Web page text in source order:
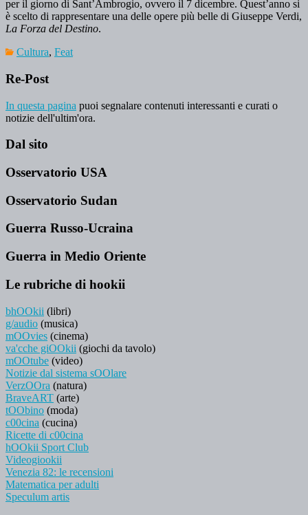
per il giorno di Sant’Ambrogio, ovvero il 7 dicembre. Quest’anno si
è scelto di rappresentare una delle opere più belle di Giuseppe Verdi,
La Forza del Destino.
Cultura, Feat
Re-Post
In questa pagina puoi segnalare contenuti interessanti e curati o
notizie dell'ultim'ora.
Dal sito
Osservatorio USA
Osservatorio Sudan
Guerra Russo-Ucraina
Guerra in Medio Oriente
Le rubriche di hookii
bhOOkii (libri)
g/audio (musica)
mOOvies (cinema)
va'cche giOOkii (giochi da tavolo)
mOOtube (video)
Notizie dal sistema sOOlare
VerzOOra (natura)
BraveART (arte)
tOObino (moda)
c00cina (cucina)
Ricette di c00cina
hOOkii Sport Club
Videogiookii
Venezia 82: le recensioni
Matematica per adulti
Speculum artis